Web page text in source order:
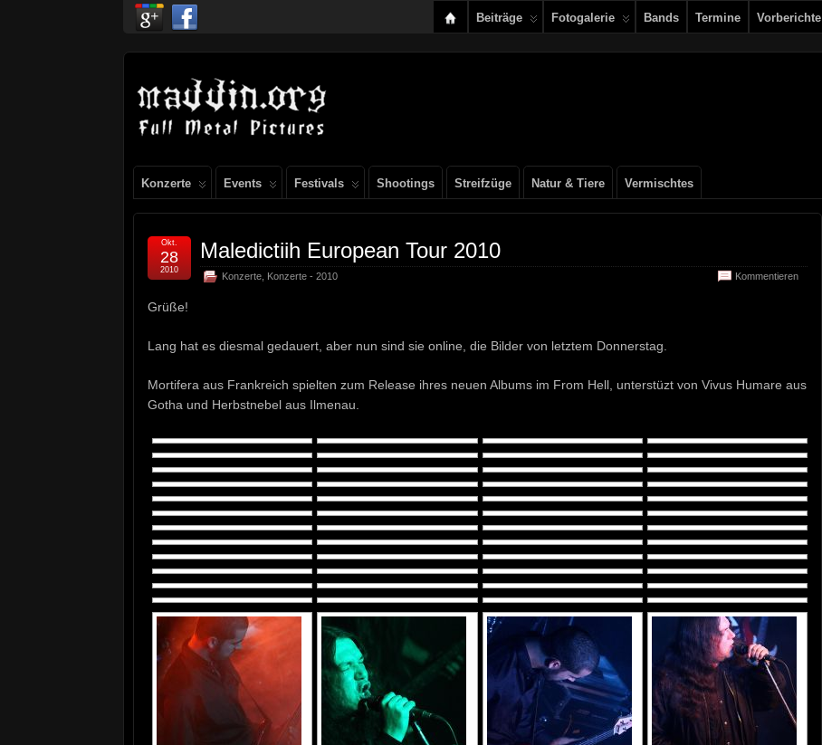
Beiträge Fotogalerie Bands Termine Vorberichte
Konzerte Events Festivals Shootings Streifzüge Natur & Tiere Vermischtes
Maledictiih European Tour 2010
Konzerte Konzerte - 2010 Kommentieren
Okt.
28
2010
Grüße!
Lang hat es diesmal gedauert, aber nun sind sie online, die Bilder von letztem Donnerstag.
Mortifera aus Frankreich spielten zum Release ihres neuen Albums im From Hell, unterstüzt von Vivus Humare aus
Gotha und Herbstnebel aus Ilmenau.